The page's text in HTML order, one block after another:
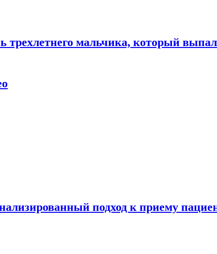
трехлетнего мальчика, который
подход к приему